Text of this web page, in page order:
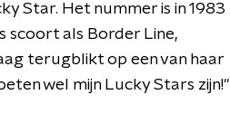
Star. Het nummer is in 1983
scoort als Border Line,
terugblikt op een van haar
wel mijn Lucky Stars zijn!"